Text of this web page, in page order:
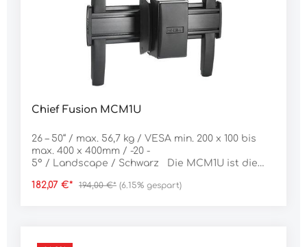
Chief Fusion MCM1U
26 – 50“ / max. 56,7 kg / VESA min. 200 x 100 bis
max. 400 x 400mm / -20 -
5° / Landscape / Schwarz Die MCM1U ist die
Deckenhalterungen. Die Fusion Serie wurde dank
182,07 €* 194,00 €* (6.15% gespart)